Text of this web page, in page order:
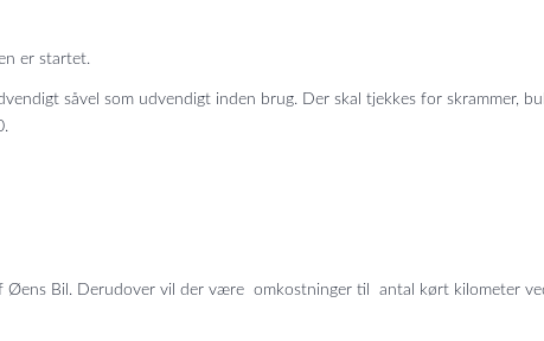
er startet.
såvel som udvendigt inden brug. Der skal tjekkes for skrammer,
Bil. Derudover vil der være omkostninger til antal kørt kilometer